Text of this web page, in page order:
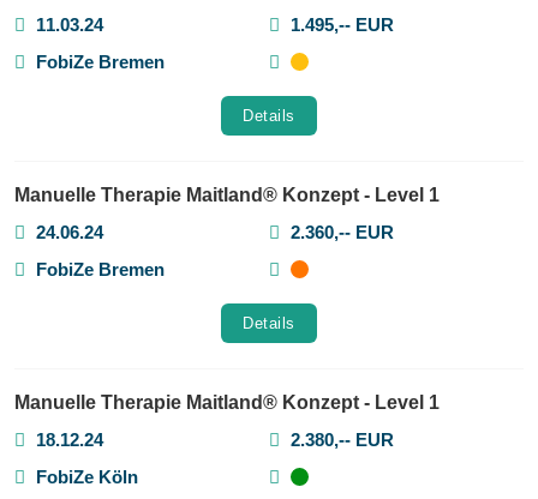
11.03.24
1.495,-- EUR
FobiZe Bremen
Details
Manuelle Therapie Maitland® Konzept - Level 1
24.06.24
2.360,-- EUR
FobiZe Bremen
Details
Manuelle Therapie Maitland® Konzept - Level 1
18.12.24
2.380,-- EUR
FobiZe Köln